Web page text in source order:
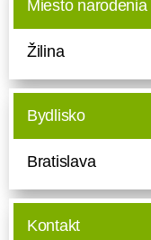
Miesto narodenia
Žilina
Bydlisko
Bratislava
Kontakt